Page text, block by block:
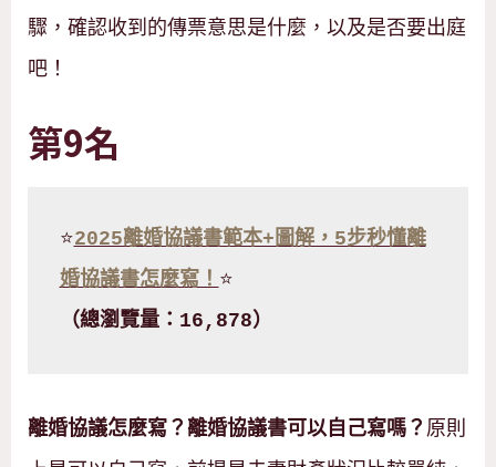
驟，確認收到的傳票意思是什麼，以及是否要出庭
吧！
第9名
⭐2025離婚協議書範本+圖解，5步秒懂離
婚協議書怎麼寫！ ⭐
（總瀏覽量：16,878）
離婚協議怎麼寫？離婚協議書可以自己寫嗎？原則